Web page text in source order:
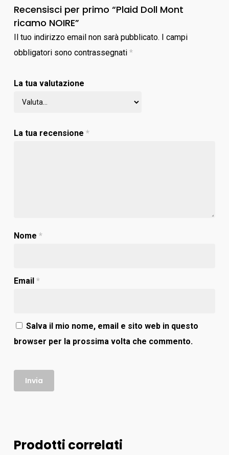
Recensisci per primo “Plaid Doll Mont
ricamo NOIRE”
Il tuo indirizzo email non sarà pubblicato. I campi
obbligatori sono contrassegnati *
La tua valutazione
La tua recensione *
Nome *
Email *
Salva il mio nome, email e sito web in questo
browser per la prossima volta che commento.
Prodotti correlati